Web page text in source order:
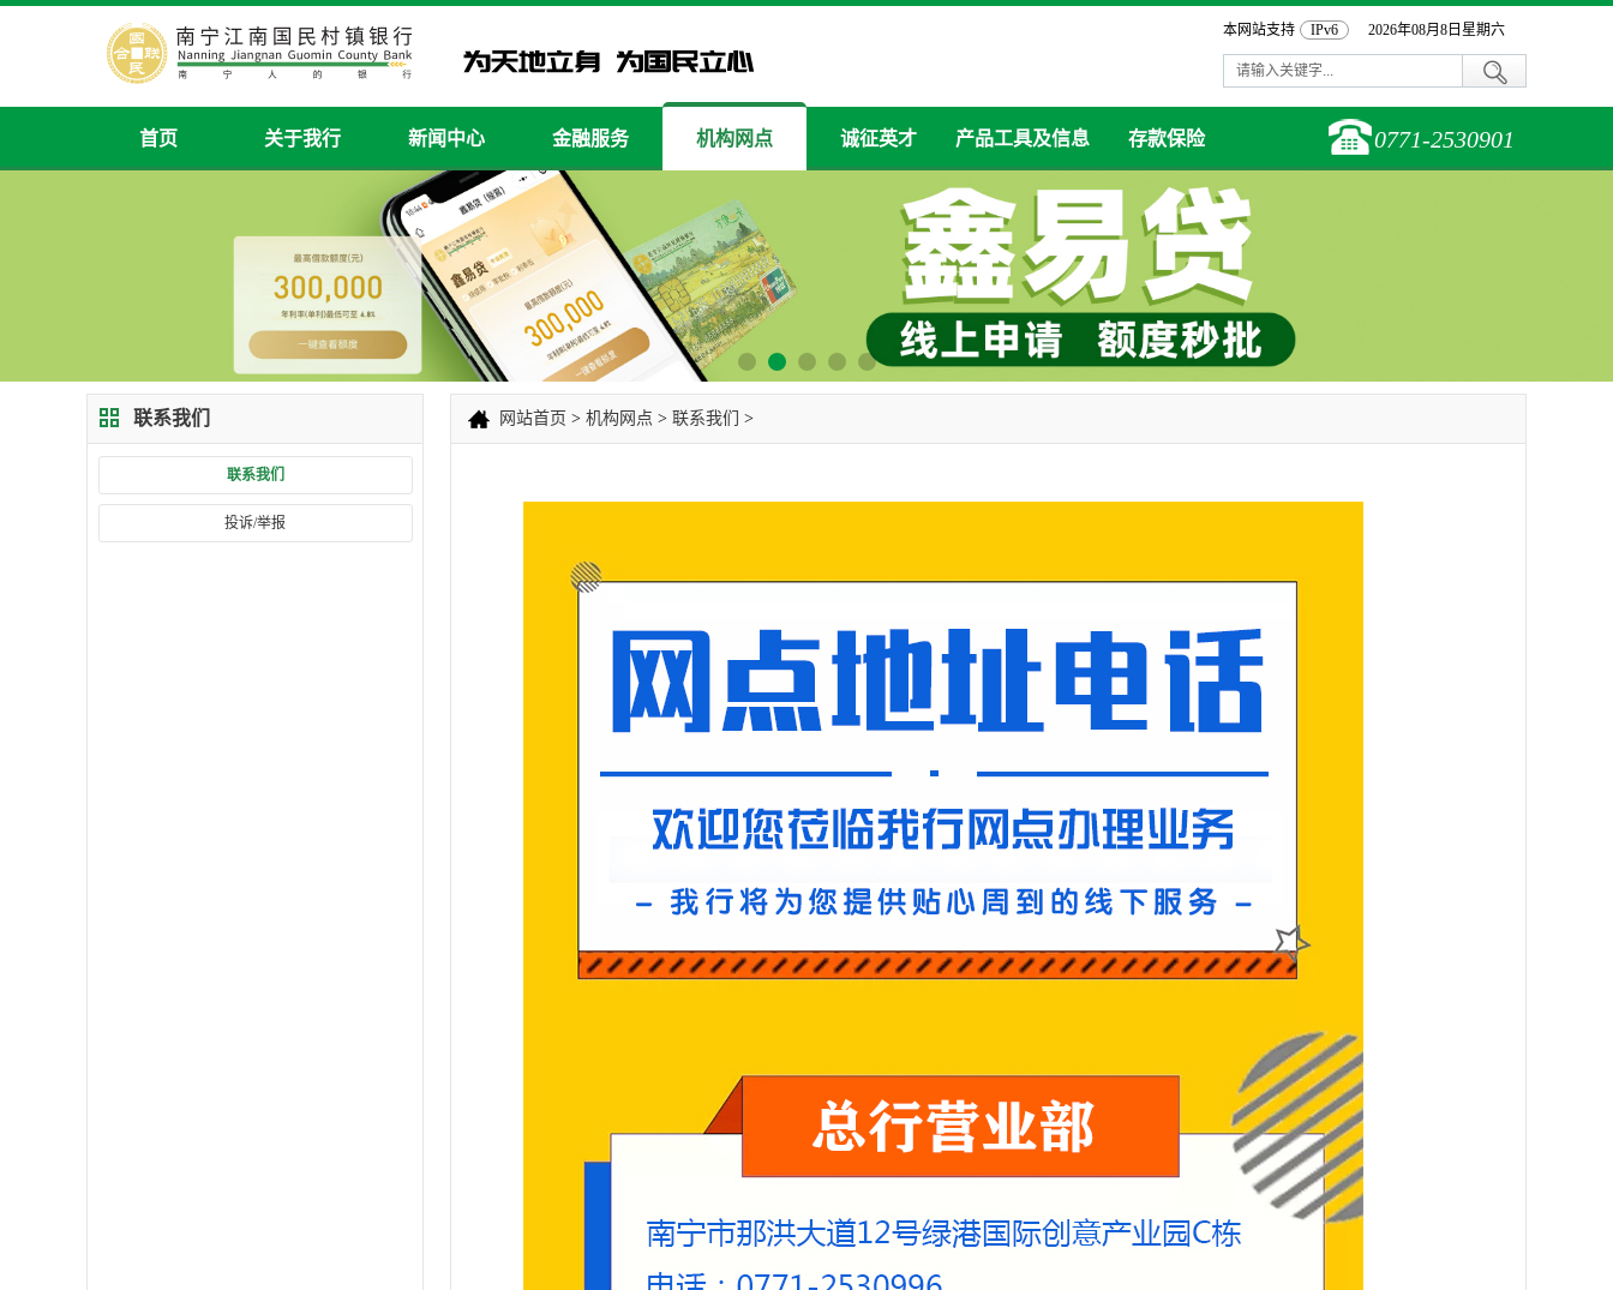
本网站支持 IPv6 2026年08月8日星期六
首页 关于我行 新闻中心 金融服务 机构网点 诚征英才 产品工具及信息 存款保险 0771-2530901
联系我们
联系我们
投诉/举报
网站首页 > 机构网点 > 联系我们 >